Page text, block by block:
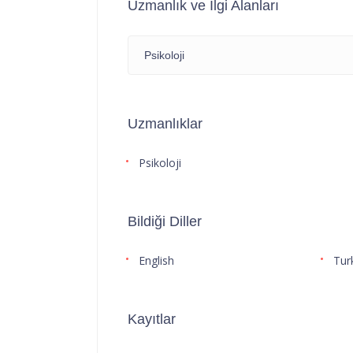
Uzmanlık ve İlgi Alanları
Psikoloji
Uzmanlıklar
Psikoloji
Bildiği Diller
English
Kayıtlar